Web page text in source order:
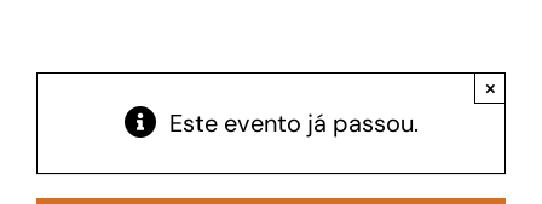
Acesso à InformaçãoEste evento já passou.
×